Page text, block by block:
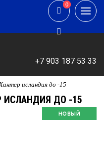
+7 903 187 53 33
0
0
исландия до -15
ДО -15
НОВЫЙ